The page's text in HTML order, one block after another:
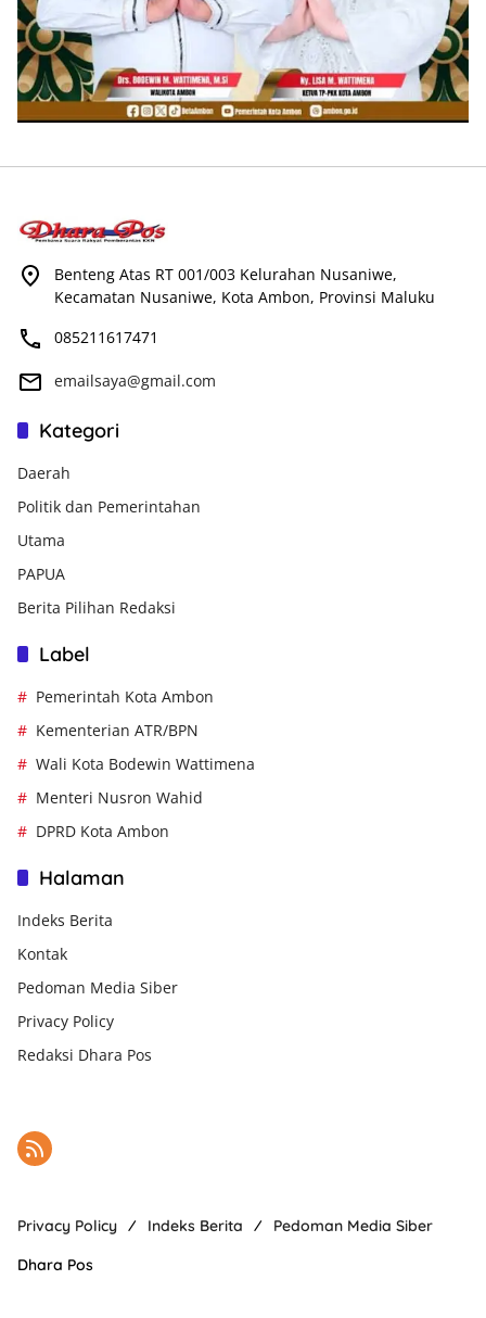
Benteng Atas RT 001/003 Kelurahan Nusaniwe,
Kecamatan Nusaniwe, Kota Ambon, Provinsi Maluku
085211617471
emailsaya@gmail.com
Kategori
Daerah
Politik dan Pemerintahan
Utama
PAPUA
Berita Pilihan Redaksi
Label
Pemerintah Kota Ambon
Kementerian ATR/BPN
Wali Kota Bodewin Wattimena
Menteri Nusron Wahid
DPRD Kota Ambon
Halaman
Indeks Berita
Kontak
Pedoman Media Siber
Privacy Policy
Redaksi Dhara Pos
Privacy Policy Indeks Berita
Pedoman Media Siber
Dhara Pos